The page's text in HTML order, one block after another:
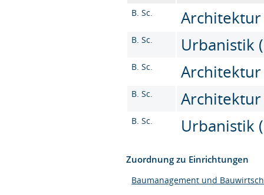
B. Sc.
Architektur
B. Sc. Urbanistik
B. Sc. Architektur
B. Sc. Architektur
B. Sc. Urbanistik
Zuordnung zu Einrichtungen
Baumanagement und